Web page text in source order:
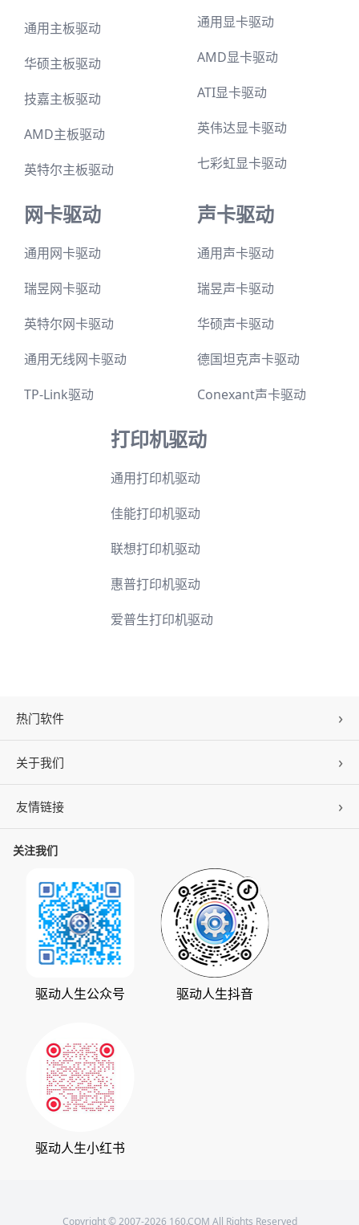
通用主板驱动
华硕主板驱动
技嘉主板驱动
AMD主板驱动
英特尔主板驱动
通用显卡驱动
AMD显卡驱动
ATI显卡驱动
英伟达显卡驱动
七彩虹显卡驱动
网卡驱动
通用网卡驱动
瑞昱网卡驱动
英特尔网卡驱动
通用无线网卡驱动
TP-Link驱动
声卡驱动
通用声卡驱动
瑞昱声卡驱动
华硕声卡驱动
德国坦克声卡驱动
Conexant声卡驱动
打印机驱动
通用打印机驱动
佳能打印机驱动
联想打印机驱动
惠普打印机驱动
爱普生打印机驱动
热门软件
驱动人生
百页窗
数据救星
人生日历
关于我们
公司概况
公司动态
发展历程
支持中心
版权声明
友情链接
ZOL下载
华军软件园
系统之家
下载之家
驱动大师
天极下载
关注我们
驱动人生公众号 驱动人生抖音
驱动人生小红书
Copyright © 2007-2026 160.COM All Rights Reserved